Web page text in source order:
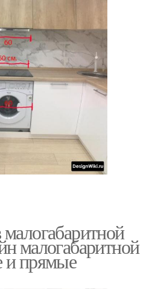
малогабаритной
и прямые